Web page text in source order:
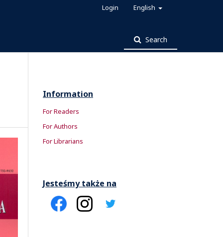
Search
English
Login
Information
For Readers
For Authors
For Librarians
Jesteśmy także na